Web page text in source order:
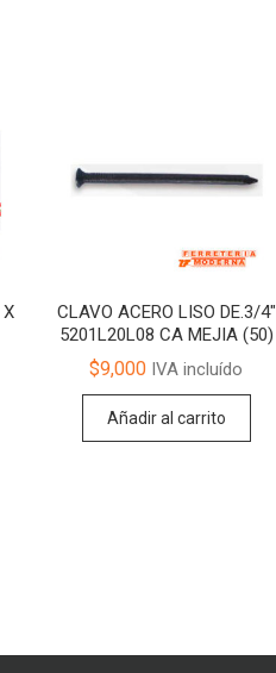
CLAVO ACERO LISO DE.3/4″
5201L20L08 CA MEJIA (50)
$9,000 IVA incluído
Añadir al carrito